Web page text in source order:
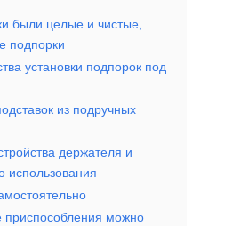
были целые и чистые,
подпорки
установки подпорок под
из подручных
держателя и
использования
приспособления можно